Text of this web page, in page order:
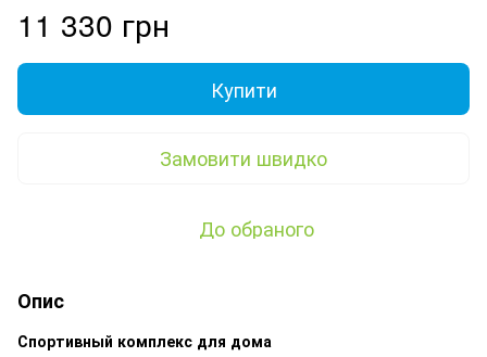
11 330 грн
Купити
Замовити швидко
До обраного
Опис
Спортивный комплекс для дома